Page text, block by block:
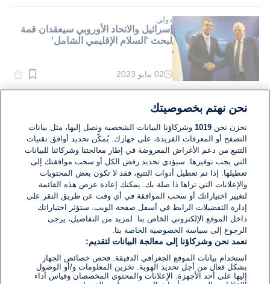
دقيقة.
دولي
إسرائيل والاتحاد الأوروبي سيعقدان قمة
لبحث 'السلام الإقليمي الشامل'
وقت
دقيقة.
02 مايو 2023
الشرق الأوسط
إيران تؤكد استئناف العلاقات التجارية مع
السعودية
وقت
القراءة:
3}
دقيقة.
25 أبريل 2023
نحن نهتم بخصوصيتك
نخزن نحن1019 وشركاؤنا البيانات الشخصية ونصل إليها، مثل بيانات
التصفح أو المعرفات الفريدة، على جهازك. يُمكّن تحديد أوافق تقنيات
التتبع من دعم الأغراض المعروضة في إطار معالجتنا وشركائنا للبيانات
التي يجب توفيرها. سيؤدي تحديد رفض الكل أو سحب موافقتك إلى
تعطيلها. إذا تم تعطيل أدوات التتبع، فقد لا تكون بعض المحتويات
والإعلانات التي تراها ذا صلة بك. يمكنك إعادة عرض هذه القائمة
لتغيير اختياراتك أو سحب الموافقة في أي وقت عن طريق النقر على
إدارة التفضيلات الرابط في أسفل صفحة الويب. ستؤثر اختياراتك
داخل الموقع الإلكتروني الخاص بنا. لمزيد من التفاصيل، يرجى
الرجوع إلى سياسة الخصوصية الخاصة بنا.
نعمد نحن وشركاؤنا إلى معالجة البيانات لتقديم:
استخدام بيانات الموقع الجغرافي الدقيقة. فحص خصائص الجهاز
بشكل فعال من أجل تحديد الهوية. تخزين المعلومات و/أو الوصول
إليها على أحد الأجهزة. الإعلانات والمحتوى المخصصان وقياس أداء